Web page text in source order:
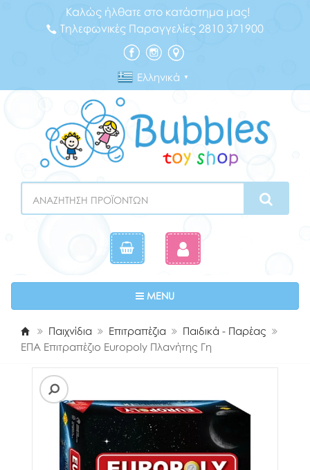
Καλώς ήλθατε στο κατάστημα μας!
Τηλεφωνικές Παραγγελίες 2810 371900
Ελληνικά ▼
MENUToggle navigation
Παιχνίδια Επιτραπέζια
Παιδικά - Παρέας
ΕΠΑ Επιτραπέζιο Europoly Πλανήτης Γη